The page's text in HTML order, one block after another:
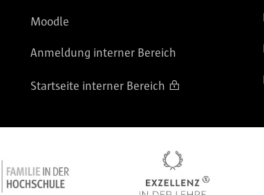
Moodle
Anmeldung interner Bereich
Startseite interner Bereich